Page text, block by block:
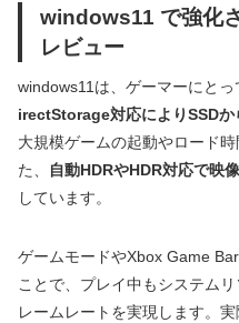
windows11 で強化
レビュー
windows11は、ゲーマーにとっ
irectStorage対応によりSSDか
大規模ゲームの起動やロード
た、
自動HDRやHDR対応で映
しています。
ゲームモードやXbox Game
ことで、プレイ中もシステム
レームレートを実現します。